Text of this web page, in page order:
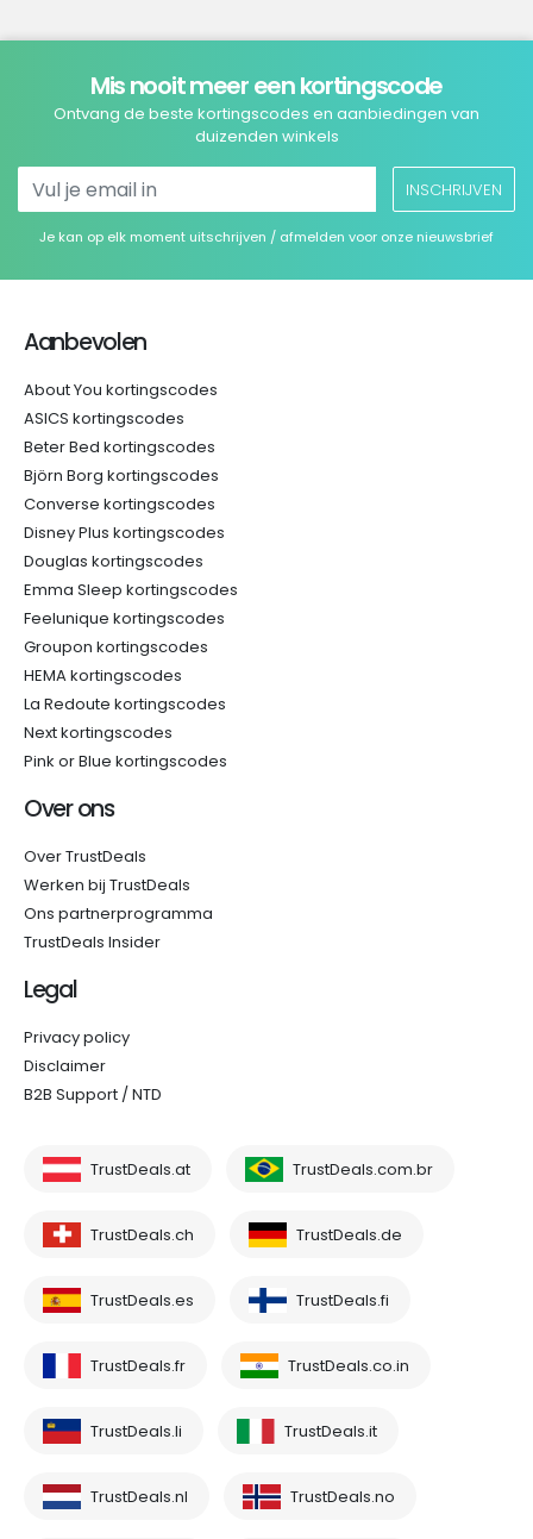
Mis nooit meer een kortingscode
Ontvang de beste kortingscodes en aanbiedingen van
duizenden winkels
INSCHRIJVEN
Je kan op elk moment uitschrijven / afmelden voor onze nieuwsbrief
Aanbevolen
About You kortingscodes
ASICS kortingscodes
Beter Bed kortingscodes
Björn Borg kortingscodes
Converse kortingscodes
Disney Plus kortingscodes
Douglas kortingscodes
Emma Sleep kortingscodes
Feelunique kortingscodes
Groupon kortingscodes
HEMA kortingscodes
La Redoute kortingscodes
Next kortingscodes
Pink or Blue kortingscodes
Over ons
Over TrustDeals
Werken bij TrustDeals
Ons partnerprogramma
TrustDeals Insider
Legal
Privacy policy
Disclaimer
B2B Support / NTD
TrustDeals.at TrustDeals.com.br
TrustDeals.ch TrustDeals.de
TrustDeals.es TrustDeals.fi
TrustDeals.fr TrustDeals.co.in
TrustDeals.li TrustDeals.it
TrustDeals.nl TrustDeals.no